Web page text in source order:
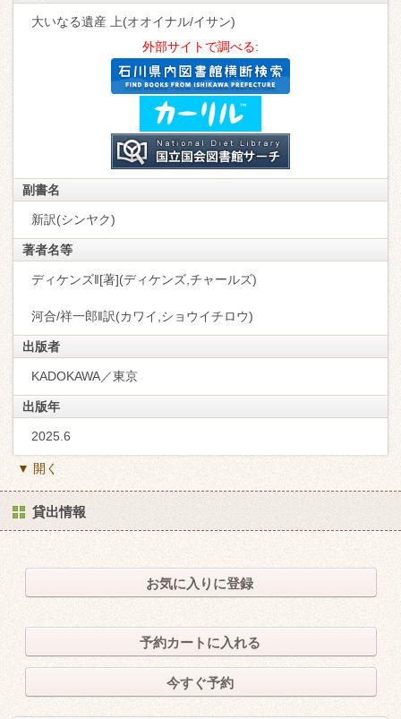
大いなる遺産 上(オオイナル/イサン)
外部サイトで調べる:
副書名
新訳(シンヤク)
著者名等
ディケンズ‖[著](ディケンズ,チャールズ)
河合/祥一郎‖訳(カワイ,ショウイチロウ)
出版者
KADOKAWA／東京
出版年
2025.6
▼ 開く
貸出情報
お気に入りに登録
予約カートに入れる
今すぐ予約